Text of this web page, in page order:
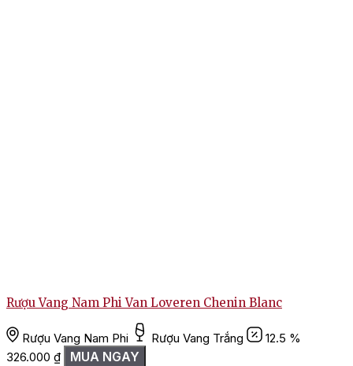
Rượu Vang Nam Phi Van Loveren Chenin Blanc
Rượu Vang Nam Phi Rượu Vang Trắng
12.5 %
326.000 ₫ MUA NGAY